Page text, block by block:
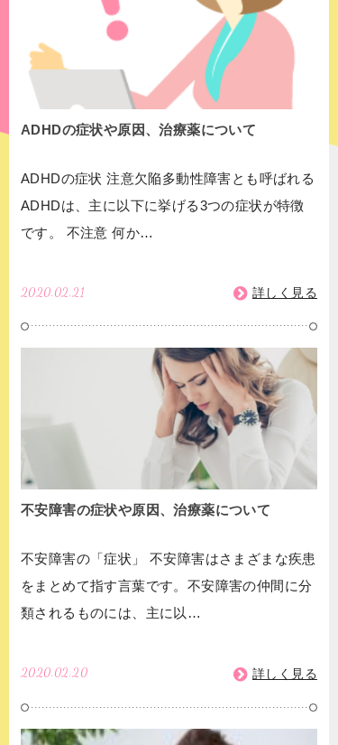
ADHDの症状や原因、治療薬について
ADHDの症状 注意欠陥多動性障害とも呼ばれる
ADHDは、主に以下に挙げる3つの症状が特徴
です。 不注意 何か…
2020.02.21 詳しく見る
不安障害の症状や原因、治療薬について
不安障害の「症状」 不安障害はさまざまな疾患
をまとめて指す言葉です。不安障害の仲間に分
類されるものには、主に以…
2020.02.20 詳しく見る